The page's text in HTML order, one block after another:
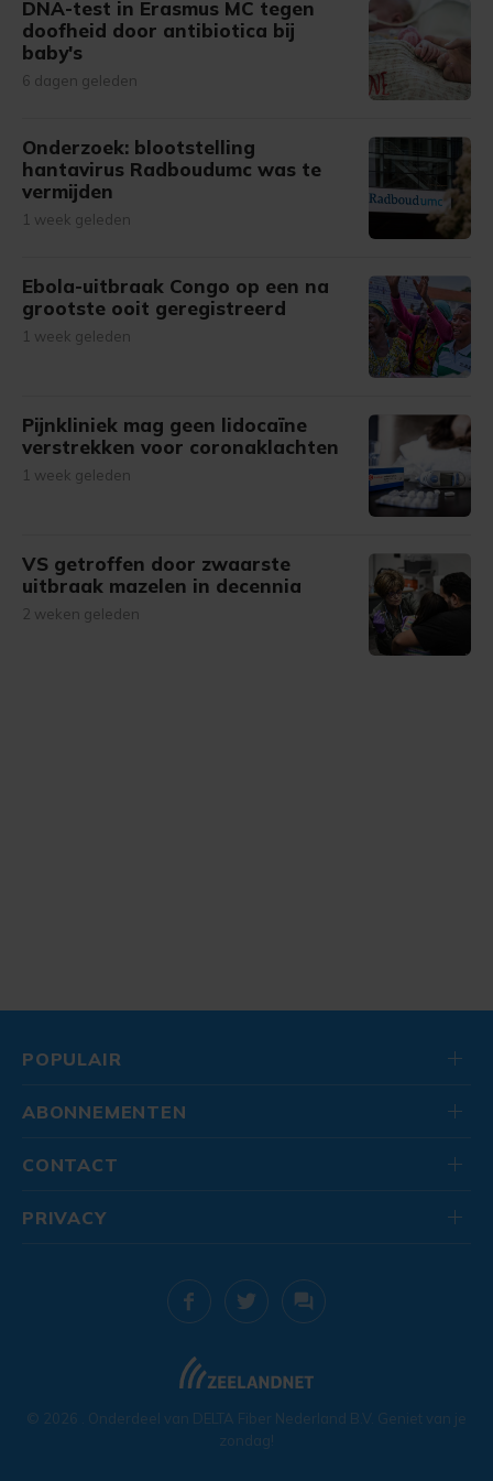
DNA-test in Erasmus MC tegen
doofheid door antibiotica bij
baby's
6 dagen geleden
Onderzoek: blootstelling
hantavirus Radboudumc was te
vermijden
1 week geleden
Ebola-uitbraak Congo op een na
grootste ooit geregistreerd
1 week geleden
Pijnkliniek mag geen lidocaïne
verstrekken voor coronaklachten
1 week geleden
VS getroffen door zwaarste
uitbraak mazelen in decennia
2 weken geleden
POPULAIR
ABONNEMENTEN
CONTACT
© 2026 . Onderdeel van DELTA Fiber Nederland B.V. Geniet van je
zondag!
PRIVACY